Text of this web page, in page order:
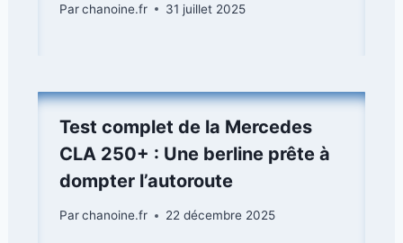
Parchanoine.fr 31 juillet 2025
Test complet de la Mercedes
CLA 250+ : Une berline prête à
dompter l’autoroute
Parchanoine.fr 22 décembre 2025